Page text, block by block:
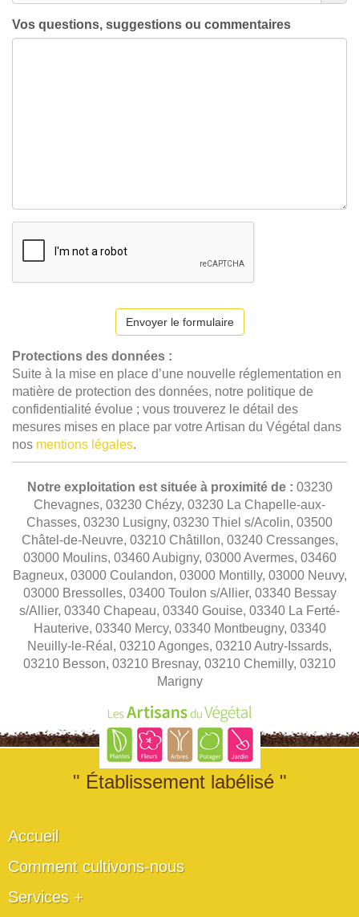
Vos questions, suggestions ou commentaires
Envoyer le formulaire
Protections des données :
Suite à la mise en place d’une nouvelle réglementation en
matière de protection des données, notre politique de
confidentialité évolue ; vous trouverez le détail des
mesures mises en place par votre Artisan du Végétal dans
nos mentions légales.
Notre exploitation est située à proximité de : 03230
Chevagnes, 03230 Chézy, 03230 La Chapelle-aux-
Chasses, 03230 Lusigny, 03230 Thiel s/Acolin, 03500
Châtel-de-Neuvre, 03210 Châtillon, 03240 Cressanges,
03000 Moulins, 03460 Aubigny, 03000 Avermes, 03460
Bagneux, 03000 Coulandon, 03000 Montilly, 03000 Neuvy,
03000 Bressolles, 03400 Toulon s/Allier, 03340 Bessay
s/Allier, 03340 Chapeau, 03340 Gouise, 03340 La Ferté-
Hauterive, 03340 Mercy, 03340 Montbeugny, 03340
Neuilly-le-Réal, 03210 Agonges, 03210 Autry-Issards,
03210 Besson, 03210 Bresnay, 03210 Chemilly, 03210
Marigny
" Établissement labélisé "
Accueil
Comment cultivons-nous
Services +